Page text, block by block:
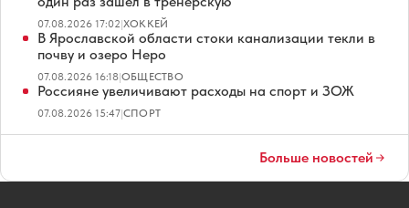
07.08.2026 17:02|ХОККЕЙ
В Ярославской области стоки канализации текли в
почву и озеро Неро
07.08.2026 16:18|ОБЩЕСТВО
Россияне увеличивают расходы на спорт и ЗОЖ
07.08.2026 15:47|СПОРТ
Больше новостей